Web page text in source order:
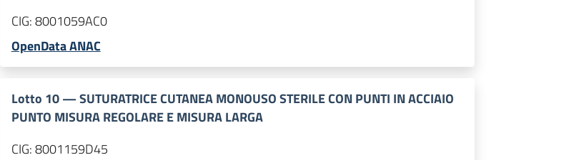
CIG:8001059AC0
OpenData ANAC
Lotto 10—SUTURATRICE CUTANEA MONOUSO STERILE CON PUNTI IN ACCIAIO
PUNTO MISURA REGOLARE E MISURA LARGA
CIG:8001159D45